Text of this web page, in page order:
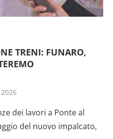
TRENI: FUNARO,
dei lavori a Ponte al
del nuovo impalcato,